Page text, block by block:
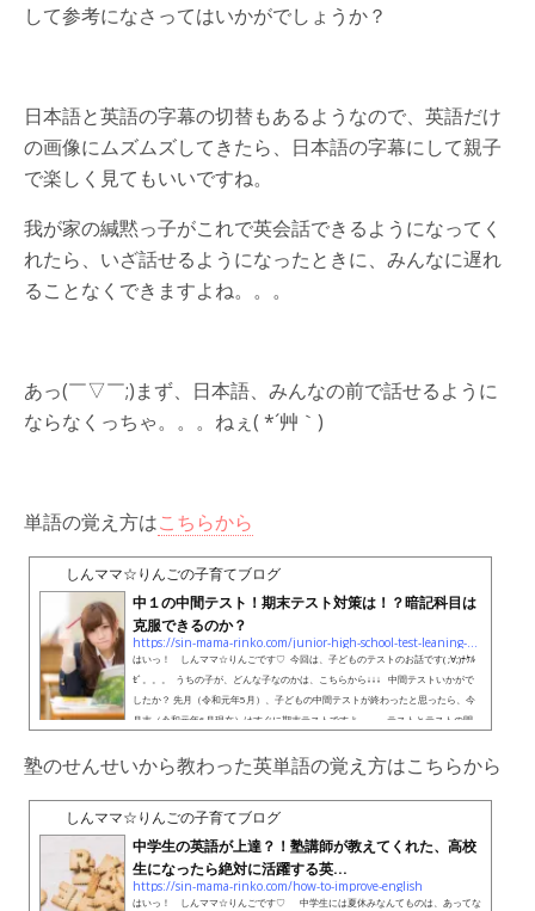
して参考になさってはいかがでしょうか？
日本語と英語の字幕の切替もあるようなので、英語だけ
の画像にムズムズしてきたら、日本語の字幕にして親子
で楽しく見てもいいですね。
我が家の緘黙っ子がこれで英会話できるようになってく
れたら、いざ話せるようになったときに、みんなに遅れ
ることなくできますよね。。。
あっ(￣▽￣;)まず、日本語、みんなの前で話せるように
ならなくっちゃ。。。ねぇ( *´艸｀)
単語の覚え方はこちらから
しんママ☆りんごの子育てブログ
中１の中間テスト！期末テスト対策は！？暗記科目は
克服できるのか？
https://sin-mama-rinko.com/junior-high-school-test-leaning-by-heart
はいっ！ しんママ☆りんごです♡ 今回は、子どものテストのお話です( ;∀;)ﾅｹﾙ
ｾﾞ。。。 うちの子が、どんな子なのかは、こちらから↓↓↓ 中間テストいかがで
したか？ 先月（令和元年5月）、子どもの中間テストが終わったと思ったら、今
月末（令和元年6月現在）はすぐに期末テストですよ。。。テストとテストの間
んのお子様は中間テストの出来はどうでしたか？うちは、まずまず。。。もう少
し。。。喜...
塾のせんせいから教わった英単語の覚え方はこちらから
しんママ☆りんごの子育てブログ
中学生の英語が上達？！塾講師が教えてくれた、高校
生になったら絶対に活躍する英...
https://sin-mama-rinko.com/how-to-improve-english
はいっ！ しんママ☆りんごです♡ 中学生には夏休みなんてものは、あってな